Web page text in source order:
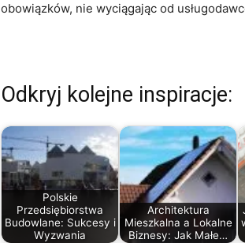
obowiązków, nie wyciągając od
Odkryj kolejne inspiracje:
Polskie
Przedsiębiorstwa
Budowlane: Sukcesy i
Wyzwania
Architektura
Mieszkalna a Lokalne
Biznesy: Jak Małe…